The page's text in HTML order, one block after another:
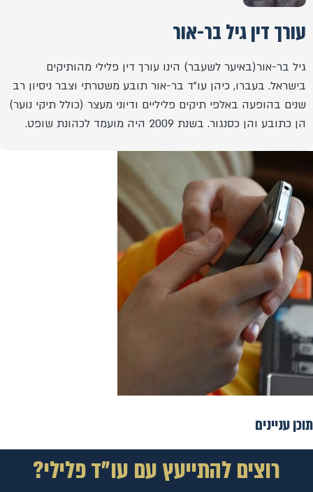
עורך דין גיל בר-אור
גיל בר-אור(באיער לשעבר) הינו עורך דין פלילי מהותיקים
בישראל. בעברו, כיהן עו"ד בר-אור תובע משטרתי וצבר ניסיון רב
שנים בהופעה באלפי תיקים פליליים ודיוני מעצר (כולל תיקי נוער)
הן כתובע והן כסנגור. בשנת 2009 היה מועמד לכהונת שופט.
תוכן עניינים
רוצים להתייעץ עם עו"ד פלילי?